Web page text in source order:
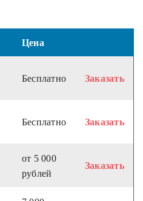
Цена
Бесплатно Заказать
Бесплатно Заказать
от 5 000
рублей
Заказать